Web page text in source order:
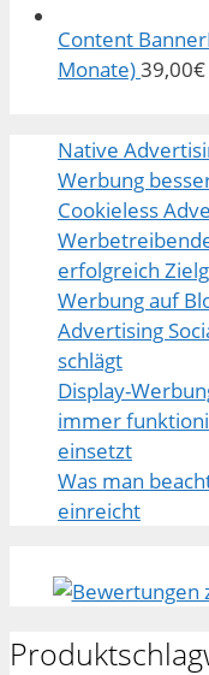
Content
Monate)39,00€
Native
Werbung
Cookieless
erfolgreich
Werbung auf
Advertising
schlägt
Display-
immer
einsetzt
Was man
einreicht